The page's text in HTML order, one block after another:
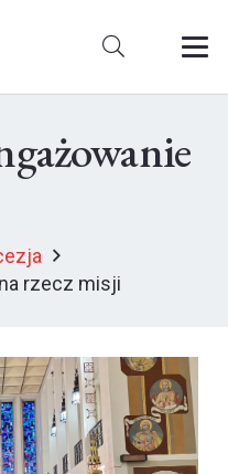
rzecz misji